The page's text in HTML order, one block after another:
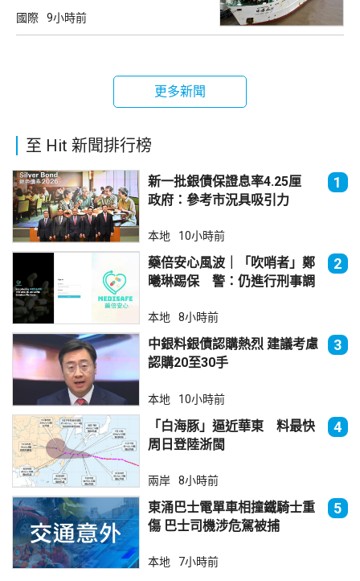
國際 9小時前
更多新聞
至 Hit 新聞排行榜
新一批銀債保證息率4.25厘
政府：參考市況具吸引力
1
本地 10小時前
藥倍安心風波｜「吹哨者」鄭
曦琳踢保 警：仍進行刑事調
2
本地 8小時前
中銀料銀債認購熱烈 建議考慮
認購20至30手
3
本地 10小時前
「白海豚」逼近華東 料最快
周日登陸浙閩
4
兩岸 8小時前
東涌巴士電單車相撞鐵騎士重
傷 巴士司機涉危駕被捕
5
本地 7小時前